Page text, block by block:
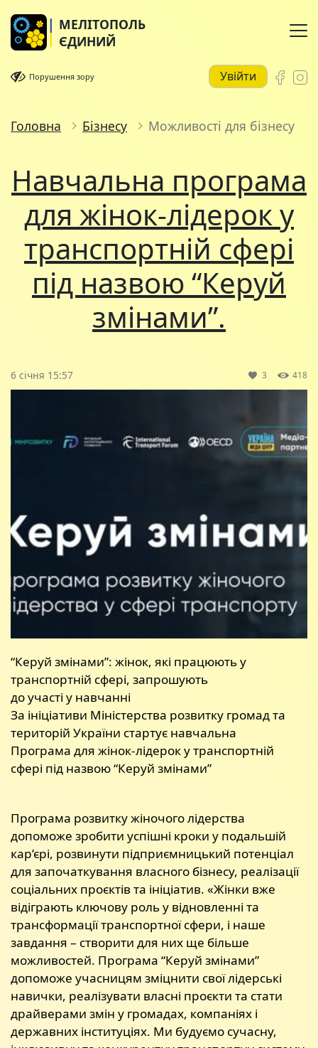
МЕЛІТОПОЛЬ
ЄДИНИЙ
Порушення зору Увійти
Головна Бізнесу Можливості для бізнесу
Навчальна програма
для жінок-лідерок у
транспортній сфері
під назвою “Керуй
змінами”.
6 січня 15:57 3 418
“Керуй змінами”: жінок, які працюють у
транспортній сфері, запрошують
до участі у навчанні
За ініціативи Міністерства розвитку громад та
територій України стартує навчальна
Програма для жінок-лідерок у транспортній
сфері під назвою “Керуй змінами”
Програма розвитку жіночого лідерства
допоможе зробити успішні кроки у подальшій
кар’єрі, розвинути підприємницький потенціал
для започаткування власного бізнесу, реалізації
соціальних проєктів та ініціатив. «Жінки вже
відіграють ключову роль у відновленні та
трансформації транспортної сфери, і наше
завдання – створити для них ще більше
можливостей. Програма “Керуй змінами”
допоможе учасницям зміцнити свої лідерські
навички, реалізувати власні проєкти та стати
драйверами змін у громадах, компаніях і
державних інституціях. Ми будуємо сучасну,